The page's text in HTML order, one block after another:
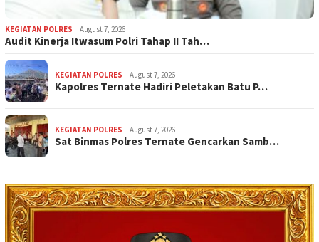
KEGIATAN POLRES August 7, 2026
Audit Kinerja Itwasum Polri Tahap II Tah…
KEGIATAN POLRES August 7, 2026
Kapolres Ternate Hadiri Peletakan Batu P…
KEGIATAN POLRES August 7, 2026
Sat Binmas Polres Ternate Gencarkan Samb…